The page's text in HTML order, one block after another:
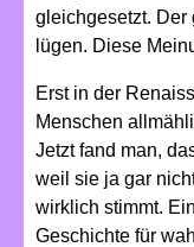
gleichgesetzt. Der
lügen. Diese
Erst in der
Menschen
Jetzt fand man,
weil sie ja gar
wirklich stimmt.
Geschichte für